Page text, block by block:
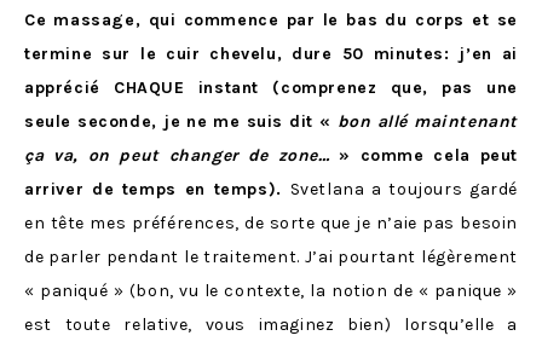
Ce massage, qui commence par le bas du corps et se
termine sur le cuir chevelu, dure 50 minutes: j’en ai
apprécié
CHAQUE instant (comprenez que, pas une
seule seconde, je ne me suis dit « bon allé maintenant
ça va, on peut changer de zone… » comme cela peut
arriver de temps en temps). Svetlana a toujours gardé
en tête mes préférences, de sorte que je n’aie pas besoin
de parler pendant le traitement. J’ai pourtant légèrement
« paniqué » (bon, vu le contexte, la notion de « panique »
est toute relative, vous imaginez bien) lorsqu’elle a